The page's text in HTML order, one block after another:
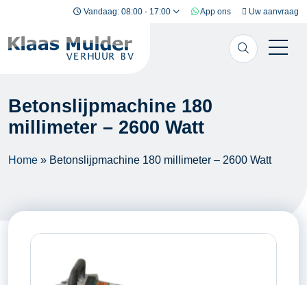
Ga naar inhoud Vandaag: 08:00 - 17:00 App ons Uw aanvraag
Betonslijpmachine 180
millimeter – 2600 Watt
Home » Betonslijpmachine 180 millimeter – 2600 Watt